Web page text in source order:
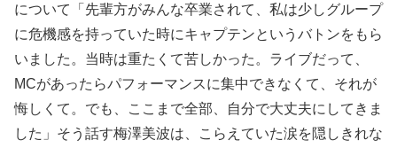
について「先輩方がみんな卒業されて、私は少しグループ
に危機感を持っていた時にキャプテンというバトンをもら
いました。当時は重たくて苦しかった。ライブだって、
MCがあったらパフォーマンスに集中できなくて、それが
悔しくて。でも、ここまで全部、自分で大丈夫にしてきま
した」そう話す梅澤美波は、こらえていた涙を隠しきれな